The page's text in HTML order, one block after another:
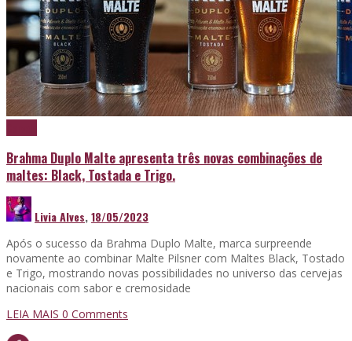
Brahma Duplo Malte apresenta três novas combinações de
maltes: Black, Tostada e Trigo.
Livia Alves,18/05/2023
Após o sucesso da Brahma Duplo Malte, marca surpreende
novamente ao combinar Malte Pilsner com Maltes Black, Tostado
e Trigo, mostrando novas possibilidades no universo das cervejas
nacionais com sabor e cremosidade
LEIA MAIS 0 Comments